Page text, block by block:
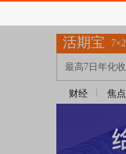
财经 焦点